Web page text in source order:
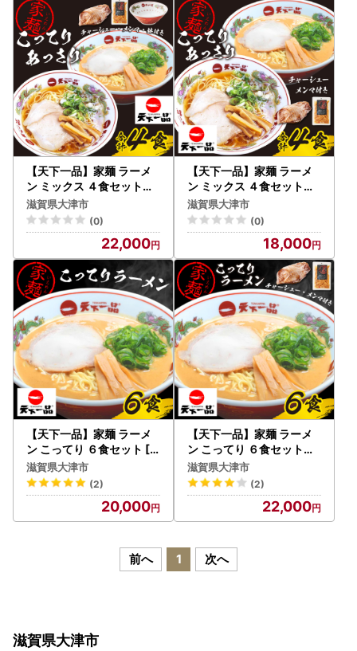
市が主催・出展するふるさと納税関連イベント情報の提供及
び大津市のふるさと納税に関する情報提供のために使用させ
ていただき、その手段として、電子メールの配信やパンフレ
ット等の資料の郵送をさせていただくことがあります。
御不明な点や、電子メールの配信又は資料の郵送停止等のご
希望がございましたら、ふるさと納税担当(contact-otsu@o
rebo.jp)までご連絡ください。
【天下一品】家麺 ラーメ
ン ミックス ４食セット＜
チャーシュー・メンマ・鉢
付き＞[CU008] | 天下一
品ラーメン 天下一品 こっ
滋賀県大津市
(0)
22,000
【天下一品】家麺 ラーメ
ン ミックス ４食セット＜
チャーシュー・メンマ付き
＞[CU010] | 天下一品ラ
ーメン 天下一品 こってり
滋賀県大津市
(0)
18,000
【天下一品】家麺 ラーメ
ン こってり ６食セット [C
U001] | 天下一品ラーメン
天下一品こってり
滋賀県大津市
(2)
20,000
【天下一品】家麺 ラーメ
ン こってり ６食セット＜
チャーシュー・メンマ付き
＞[CU002] | 天下一品ラ
ーメン 天下一品こってり
滋賀県大津市
(2)
22,000
前へ 1 次へ
滋賀県大津市